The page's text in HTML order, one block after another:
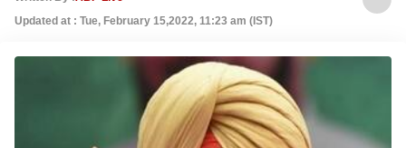
Updated at : Tue, February 15,2022, 11:23 am (IST)